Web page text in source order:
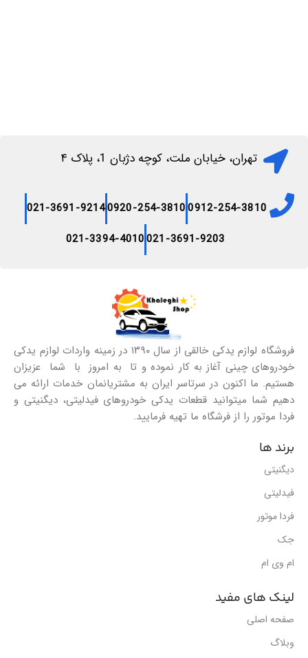
تهران، خیابان ملت، کوچه دژبان 1، پلاک ۴
0912-254-3810
0920-254-3810
021-3691-9214
021-3691-9203
021-3394-4010
فروشگاه لوازم یدکی خالقی از سال ۱۳۹۰ در زمینه واردات لوازم یدکی
خودروهای چینی آغاز به کار نموده و تا به امروز با شما عزیزان
هستیم. ما اکنون در سرتاسر ایران به مشتریانمان خدمات ارائه می
دهیم شما میتوانید قطعات یدکی خودروهای فیدلیتی، دیگنیتی و
فردا موتور را از فرشگاه ما تهیه فرمایید.
برند ها
دیگنیتی
فیدلیتی
فردا موتور
جک
ام وی ام
لینک های مفید
صفحه اصلی
وبلاگ